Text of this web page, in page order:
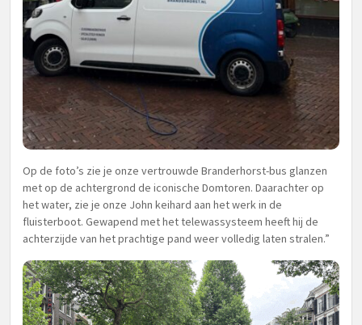
Op de foto’s zie je onze vertrouwde Branderhorst-bus glanzen
met op de achtergrond de iconische Domtoren. Daarachter op
het water, zie je onze John keihard aan het werk in de
fluisterboot. Gewapend met het telewassysteem heeft hij de
achterzijde van het prachtige pand weer volledig laten stralen.”